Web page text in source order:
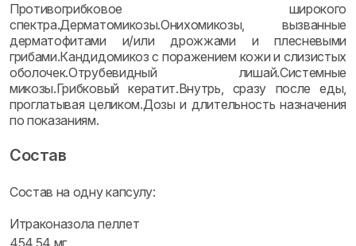
Противогрибковое широкого
спектра.Дерматомикозы.Онихомикозы, вызванные
дерматофитами и/или дрожжами и плесневыми
грибами.Кандидомикоз с поражением кожи и слизистых
оболочек.Отрубевидный лишай.Системные
микозы.Грибковый кератит.Внутрь, сразу после еды,
проглатывая целиком.Дозы и длительность назначения
по показаниям.
Состав
Состав на одну капсулу:
Итраконазола пеллет
454,54 мг